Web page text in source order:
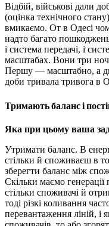
Відбій, військові дали
(оцінка технічного
вмикаємо. От в Одесі
надто багато
і система передачі, і
масштабах. Вони три
Першу — масштабно, а
доби тривала тривога в
Тримають баланс і
Яка при цьому ваша
Утримати баланс. В
стільки й споживаєш в
зберегти баланс між
Скільки маємо
стільки споживачі й
тоді різкі коливання
перевантаження ліній, і